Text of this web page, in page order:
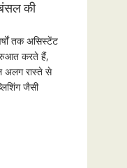
बंसल की
तक असिस्टेंट
करते हैं,
अलग रास्ते से
जैसी